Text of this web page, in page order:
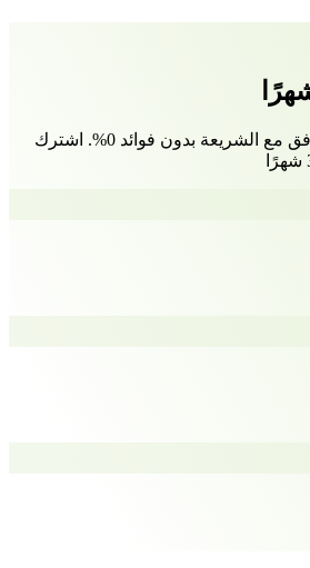
أول اشتراك سيارات متوافق مع الشريعة بدون فوائد 0%. اشترك